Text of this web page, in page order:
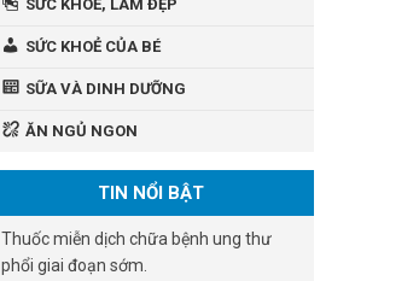
SỨC KHOẺ, LÀM ĐẸP
SỨC KHOẺ CỦA BÉ
SỮA VÀ DINH DƯỠNG
ĂN NGỦ NGON
TIN NỔI BẬT
Thuốc miễn dịch chữa bệnh ung thư
phổi giai đoạn sớm.